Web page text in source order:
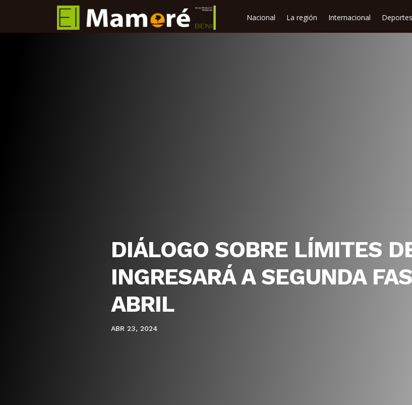
Nacional La región Internacional Deportes
DIÁLOGO SOBRE LÍMITES
INGRESARÁ A SEGUNDA
ABRIL
ABR 23, 2024